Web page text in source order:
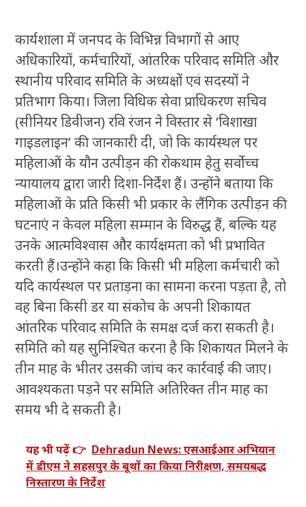
कार्यशाला में जनपद के विभिन्न विभागों से आए
अधिकारियों, कर्मचारियों, आंतरिक परिवाद समिति और
स्थानीय परिवाद समिति के अध्यक्षों एवं सदस्यों ने
प्रतिभाग किया। जिला विधिक सेवा प्राधिकरण सचिव
(सीनियर डिवीजन) रवि रंजन ने विस्तार से ‘विशाखा
गाइडलाइन’ की जानकारी दी, जो कि कार्यस्थल पर
महिलाओं के यौन उत्पीड़न की रोकथाम हेतु सर्वोच्च
न्यायालय द्वारा जारी दिशा-निर्देश हैं। उन्होंने बताया कि
महिलाओं के प्रति किसी भी प्रकार के लैंगिक उत्पीड़न की
घटनाएं न केवल महिला सम्मान के विरुद्ध हैं, बल्कि यह
उनके आत्मविश्वास और कार्यक्षमता को भी प्रभावित
करती हैं।उन्होंने कहा कि किसी भी महिला कर्मचारी को
यदि कार्यस्थल पर प्रताड़ना का सामना करना पड़ता है, तो
वह बिना किसी डर या संकोच के अपनी शिकायत
आंतरिक परिवाद समिति के समक्ष दर्ज करा सकती है।
समिति को यह सुनिश्चित करना है कि शिकायत मिलने के
तीन माह के भीतर उसकी जांच कर कार्रवाई की जाए।
आवश्यकता पड़ने पर समिति अतिरिक्त तीन माह का
समय भी दे सकती है।
यह भी पढ़ें 👉 Dehradun News: एसआईआर अभियान
में डीएम ने सहसपुर के बूथों का किया निरीक्षण, समयबद्ध
निस्तारण के निर्देश